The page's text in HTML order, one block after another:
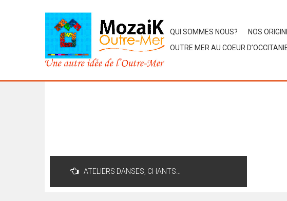
QUI SOMMES NOUS? NOS
OUTRE MER AU COEUR
IMG-20170510-WA0007
29
JAN
Navigation
ATELIERS DANSES, CHANTS…